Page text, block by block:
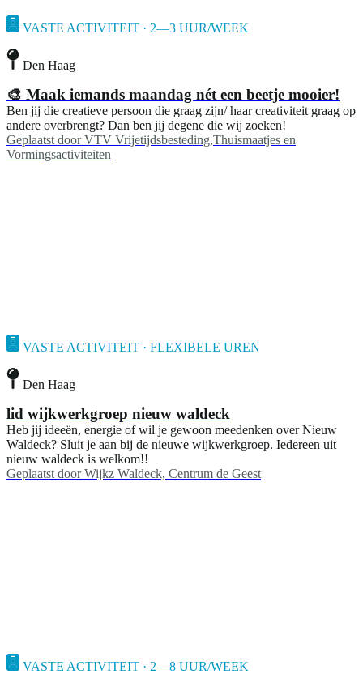
VASTE ACTIVITEIT · 2—3 UUR/WEEK
Den Haag
🎨 Maak iemands maandag nét een beetje mooier!
Ben jij die creatieve persoon die graag zijn/ haar creativiteit graag op
andere overbrengt? Dan ben jij degene die wij zoeken!
Geplaatst door VTV Vrijetijdsbesteding,Thuismaatjes en
Vormingsactiviteiten
VASTE ACTIVITEIT · FLEXIBELE UREN
Den Haag
lid wijkwerkgroep nieuw waldeck
Heb jij ideeën, energie of wil je gewoon meedenken over Nieuw
Waldeck? Sluit je aan bij de nieuwe wijkwerkgroep. Iedereen uit
nieuw waldeck is welkom!!
Geplaatst door Wijkz Waldeck, Centrum de Geest
VASTE ACTIVITEIT · 2—8 UUR/WEEK